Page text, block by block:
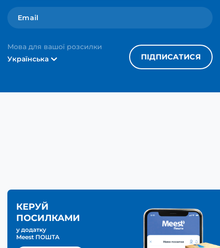
Мова для вашої розсилки
Українська
ПІДПИСАТИСЯ
КЕРУЙ
ПОСИЛКАМИ
у додатку
Meest ПОШТА